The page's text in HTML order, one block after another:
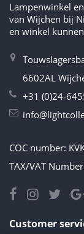
Lampenwinkel
van Wijchen bij
en winkel
6602AL
+31 (0)24-
COC number:
TAX/VAT
Customer